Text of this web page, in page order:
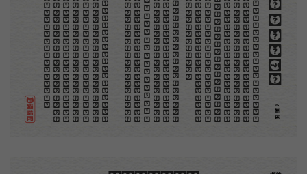
木刻创作法·序
地
不
问
东
西
，
凡
木
刻
的
图
版
，
向
来
是
画
管
画，
刻
管
刻
，
印
管
印
的
。
中
国
用
得
最
早
，
而
照
例也
久
经
衰
退
；
清
光
绪
中
，
英
人
傅
兰
雅
氏
编
印
《格
致
汇
编
》
，
插
图
就
已
非
中
国
刻
工
所
能
刻
，
精细
的
必
需
由
英
国
运
了
图
版
来
。
那
就
是
所
谓
「木
口
木
刻
」
，
也
即
「
复
制
木
刻
」
，
和
用
在
编
给印
度
人
读
的
英
文
书
，
后
来
也
就
移
给
中
国
人
读
的英
文
书
上
的
插
画
，
是
同
类
的
。
那
时
我
还
是
一
个
儿
童
，
见
了
这
些
图
，
便
震
惊于
它
的
精
工
活
泼
，
当
作
宝
贝
看
。
到
近
几
年
，
才知
道
西
洋
还
有
一
种
由
画
家
一
手
造
成
的
版
画
，
也就
是
原
画
，
倘
用
木
版
，
便
叫
作
「
创
作
木
刻」
，
是
艺
术
家
直
接
的
创
作
品
，
毫
不
假
手
于
刻
者和
印
者
的
。
现
在
我
们
所
要
绍
介
的
，
便
是
这
一
种
但
是
至
今
没
有
一
本
讲
说
木
刻
的
书
，
这
才
是
第一
本
。
虽
然
稍
简
略
，
却
已
经
给
了
读
者
一
个
大
意。
由
此
发
展
下
去
，
路
是
广
大
得
很
。
题
材
会
丰
富起
来
的
，
技
艺
也
会
精
炼
起
来
的
，
采
取
新
法
，
加以
中
国
旧
日
之
所
长
，
还
有
开
出
一
条
新
的
路
径
来的
希
望
。
那
时
作
者
各
将
自
己
的
本
领
和
心
得
，
贡献
出
来
，
中
国
的
木
刻
界
就
会
发
生
光
焰
。
(简体)